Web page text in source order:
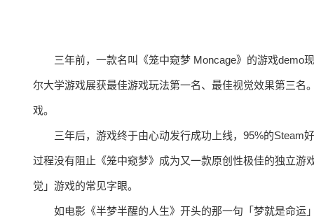
三年前，一款名叫《笼中窥梦 Moncage》的游戏demo
尔大学游戏展获最佳游戏玩法第一名、最佳视觉效果第三
戏。
三年后，游戏终于由心动发行成功上线，95%的Steam
过程没有阻止《笼中窥梦》成为又一款原创性极佳的独立
觉」游戏的常见字眼。
如电影《半梦半醒的人生》开头的那一句「梦就是命